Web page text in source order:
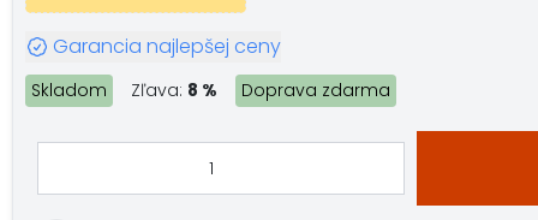
Garancia najlepšej ceny
Skladom Zľava: 8 % Doprava zdarma